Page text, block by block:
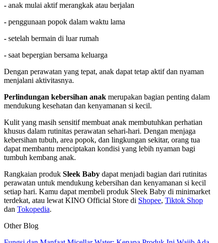
- anak mulai aktif merangkak atau berjalan
- penggunaan popok dalam waktu lama
- setelah bermain di luar rumah
- saat bepergian bersama keluarga
Dengan perawatan yang tepat, anak dapat tetap aktif dan nyaman
menjalani aktivitasnya.
Perlindungan kebersihan anak merupakan bagian penting dalam
mendukung kesehatan dan kenyamanan si kecil.
Kulit yang masih sensitif membuat anak membutuhkan perhatian
khusus dalam rutinitas perawatan sehari-hari. Dengan menjaga
kebersihan tubuh, area popok, dan lingkungan sekitar, orang tua
dapat membantu menciptakan kondisi yang lebih nyaman bagi
tumbuh kembang anak.
Rangkaian produk Sleek Baby dapat menjadi bagian dari rutinitas
perawatan untuk mendukung kebersihan dan kenyamanan si kecil
setiap hari. Kamu dapat membeli produk Sleek Baby di minimarket
terdekat, atau lewat KINO Official Store di Shopee, Tiktok Shop
dan Tokopedia.
Other Blog